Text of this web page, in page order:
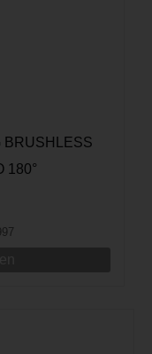
BRUSHLESS
180°